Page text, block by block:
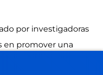
por investigadoras
en promover una